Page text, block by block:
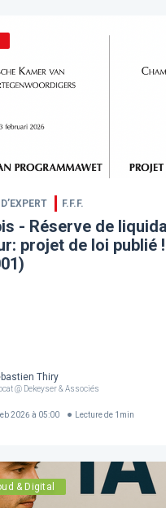
F.F.F.
- Réserve de
projet de loi publié
Thiry
@ Dekeyser & Associés
2026 à 05:00 Lecture de 1 min
& Digital